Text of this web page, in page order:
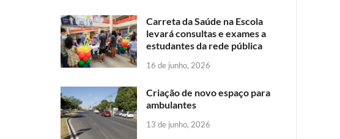
Carreta da Saúde na Escola
levará consultas e exames a
estudantes da rede pública
16 de junho, 2026
Criação de novo espaço para
ambulantes
13 de junho, 2026